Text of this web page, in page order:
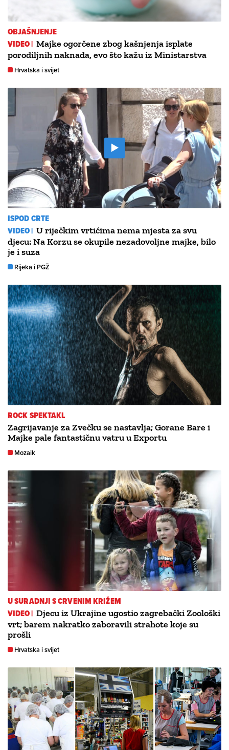
OBJAŠNJENJE
VIDEO | Majke ogorčene zbog kašnjenja isplate
porodiljnih naknada, evo što kažu iz Ministarstva
Hrvatska i svijet
ISPOD CRTE
VIDEO | U riječkim vrtićima nema mjesta za svu
djecu: Na Korzu se okupile nezadovoljne majke, bilo
je i suza
Rijeka i PGŽ
ROCK SPEKTAKL
Zagrijavanje za Zvečku se nastavlja; Gorane Bare i
Majke pale fantastičnu vatru u Exportu
Mozaik
U SURADNJI S CRVENIM KRIŽEM
VIDEO | Djecu iz Ukrajine ugostio zagrebački Zoološki
vrt; barem nakratko zaboravili strahote koje su
prošli
Hrvatska i svijet